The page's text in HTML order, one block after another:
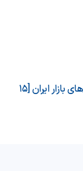
قیمت روز پرفروش‌ترین گوشی‌های بازار ایران [15